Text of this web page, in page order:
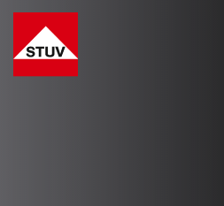
Go To the Homepage